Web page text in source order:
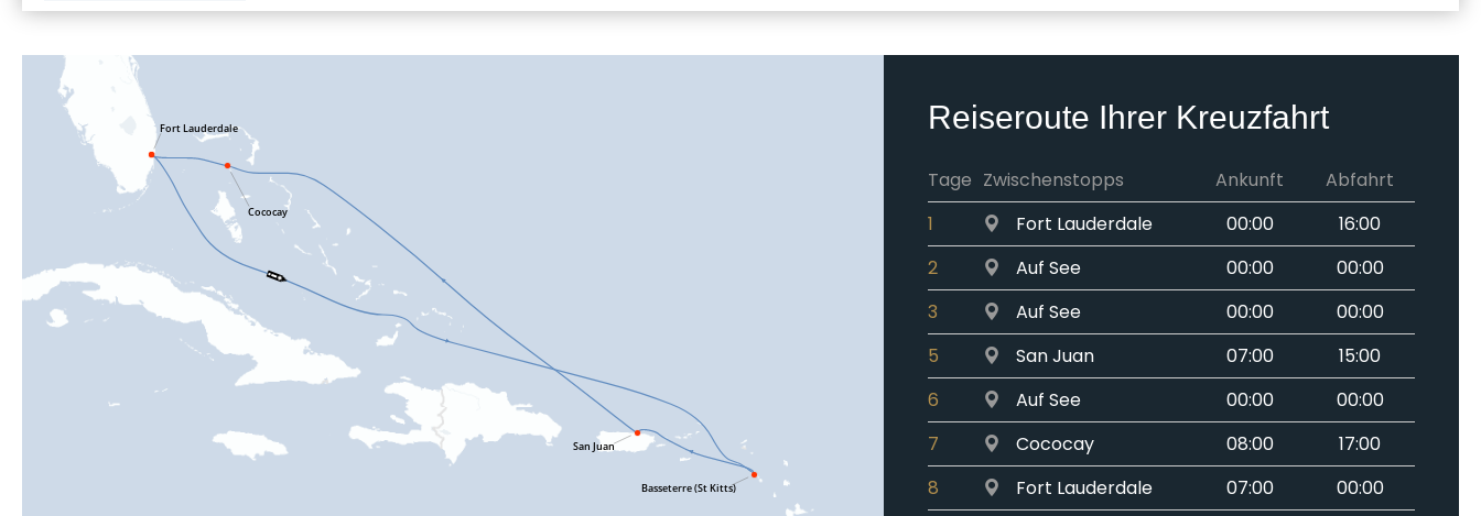
Reiseroute Ihrer Kreuzfahrt
Tage Zwischenstopps Ankunft
Abfahrt
1
Fort Lauderdale 00:00
16:00
2
Auf See 00:00
00:00
3
Auf See 00:00
00:00
5
San Juan 07:00
15:00
6
Auf See 00:00
00:00
7
Cococay 08:00
17:00
8
Fort Lauderdale 07:00 00:00